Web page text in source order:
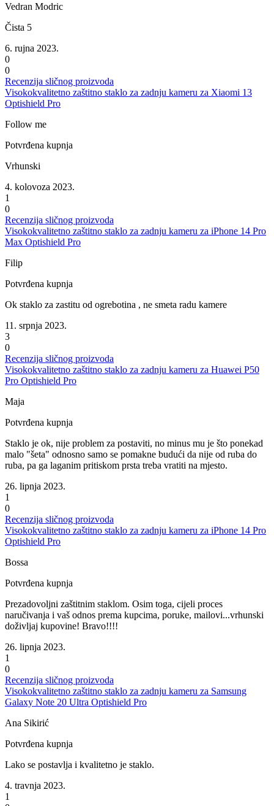
Vedran Modric
Čista 5
6. rujna 2023.
0
0
Recenzija sličnog proizvoda
Visokokvalitetno zaštitno staklo za zadnju kameru za Xiaomi 13
Optishield Pro
Follow me
Potvrđena kupnja
Vrhunski
4. kolovoza 2023.
1
0
Recenzija sličnog proizvoda
Visokokvalitetno zaštitno staklo za zadnju kameru za iPhone 14 Pro
Max Optishield Pro
Filip
Potvrđena kupnja
Ok staklo za zastitu od ogrebotina , ne smeta radu kamere
11. srpnja 2023.
3
0
Recenzija sličnog proizvoda
Visokokvalitetno zaštitno staklo za zadnju kameru za Huawei P50
Pro Optishield Pro
Maja
Potvrđena kupnja
Staklo je ok, nije problem za postaviti, no minus mu je što ponekad
malo "šeta" odnosno samo se pomakne budući da nije od ruba do
ruba, pa ga laganim pritiskom prsta treba vratiti na mjesto.
26. lipnja 2023.
1
0
Recenzija sličnog proizvoda
Visokokvalitetno zaštitno staklo za zadnju kameru za iPhone 14 Pro
Optishield Pro
Bossa
Potvrđena kupnja
Prezadovoljni zaštitnim staklom. Osim toga, cijeli proces
naručivanja i vaš odnos prema kupcima, poruke, mailovi...vrhunski
doživljaj kupovine! Bravo!!!!
26. lipnja 2023.
1
0
Recenzija sličnog proizvoda
Visokokvalitetno zaštitno staklo za zadnju kameru za Samsung
Galaxy Note 20 Ultra Optishield Pro
Ana Sikirić
Potvrđena kupnja
Lako se postavlja i kvalitetno je staklo.
4. travnja 2023.
1